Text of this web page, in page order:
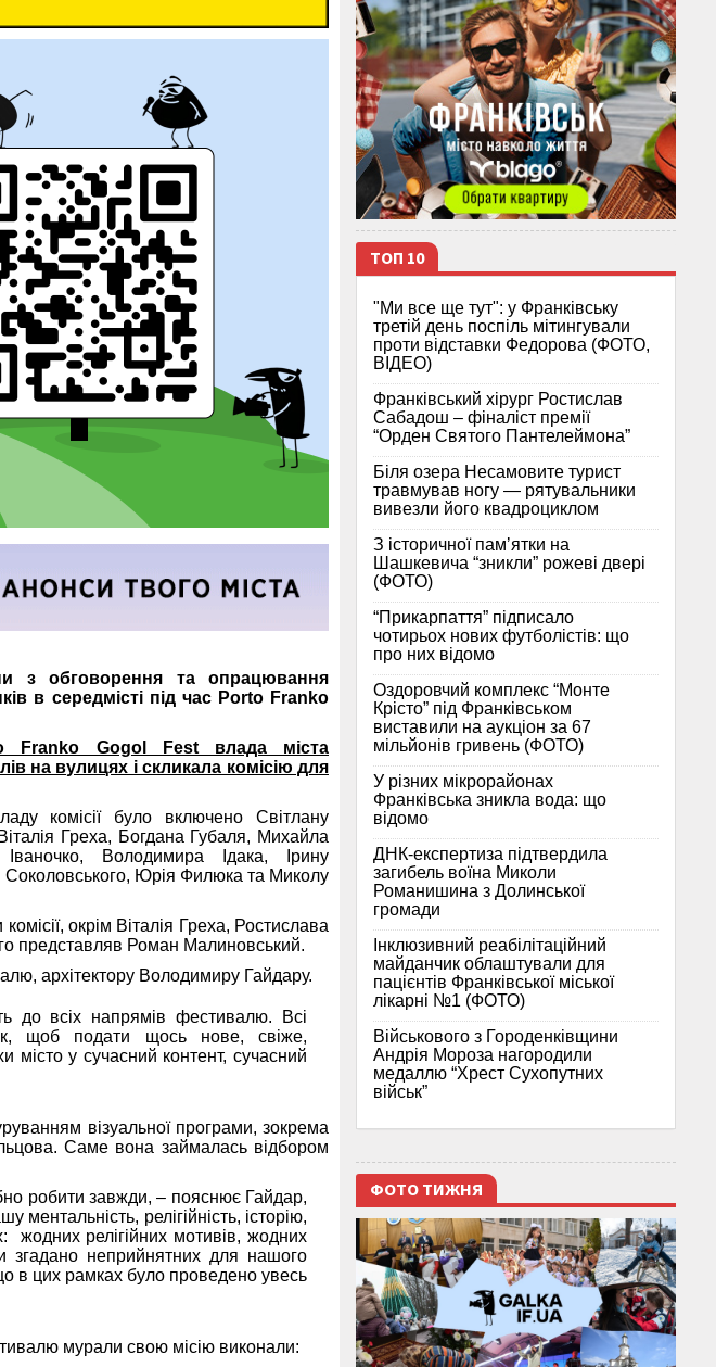
з обговорення та опрацювання
в середмісті під час Porto Franko
Franko Gogol Fest влада міста
на вулицях і скликала комісію для
комісії було включено Світлану
Греха, Богдана Губаля, Михайла
Володимира Ідака, Ірину
Юрія Филюка та Миколу
окрім Віталія Греха, Ростислава
представляв Роман Малиновський.
архітектору Володимиру Гайдару.
до всіх напрямів фестивалю. Всі
щоб подати щось нове, свіже,
місто у сучасний контент, сучасний
візуальної програми, зокрема
Саме вона займалась відбором
робити завжди, – пояснює Гайдар,
релігійність, історію,
жодних релігійних мотивів, жодних
згадано неприйнятних для нашого
в цих рамках було проведено увесь
мурали свою місію виконали:
ТОП 10
"Ми все ще тут": у Франківську
третій день поспіль мітингували
проти відставки Федорова (ФОТО,
ВІДЕО)
Франківський хірург Ростислав
Сабадош – фіналіст премії
“Орден Святого Пантелеймона”
Біля озера Несамовите турист
травмував ногу — рятувальники
вивезли його квадроциклом
З історичної памʼятки на
Шашкевича “зникли” рожеві двері
(ФОТО)
“Прикарпаття” підписало
чотирьох нових футболістів: що
про них відомо
Оздоровчий комплекс “Монте
Крісто” під Франківськом
виставили на аукціон за 67
мільйонів гривень (ФОТО)
У різних мікрорайонах
Франківська зникла вода: що
відомо
ДНК-експертиза підтвердила
загибель воїна Миколи
Романишина з Долинської
громади
Інклюзивний реабілітаційний
майданчик облаштували для
пацієнтів Франківської міської
лікарні №1 (ФОТО)
Військового з Городенківщини
Андрія Мороза нагородили
медаллю “Хрест Сухопутних
військ”
ФОТО ТИЖНЯ